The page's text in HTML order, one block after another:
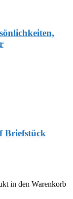
Briefstück
in den Warenkorb